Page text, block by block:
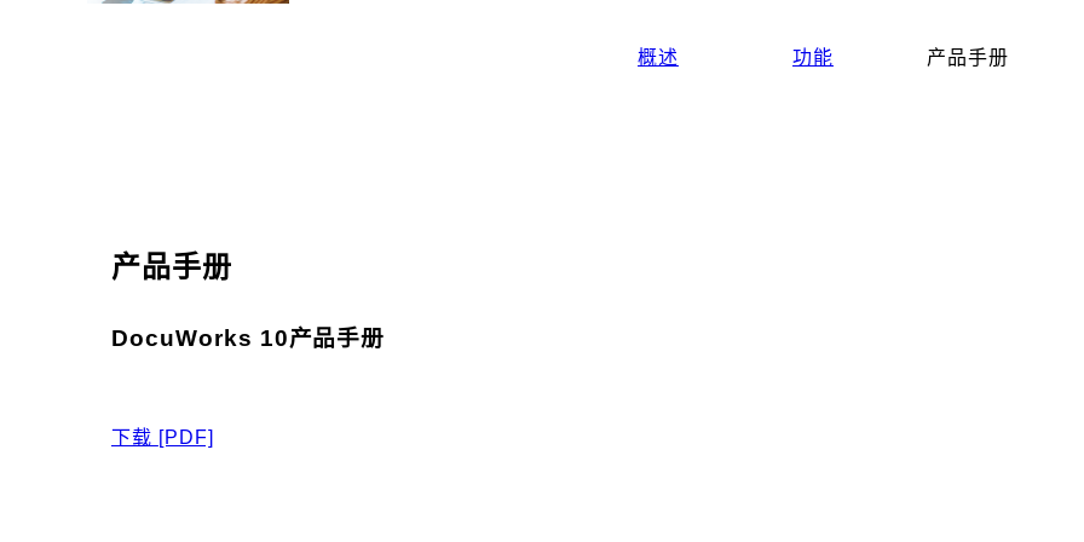
概述 功能 产品手册
产品手册
DocuWorks 10产品手册
下载 [PDF]